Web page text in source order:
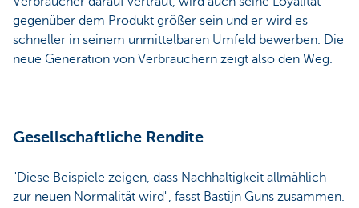
gegenüber dem Produkt größer sein und er wird es
schneller in seinem unmittelbaren Umfeld bewerben. Die
neue Generation von Verbrauchern zeigt also den Weg.
Gesellschaftliche Rendite
"Diese Beispiele zeigen, dass Nachhaltigkeit allmählich
zur neuen Normalität wird", fasst Bastijn Guns zusammen.